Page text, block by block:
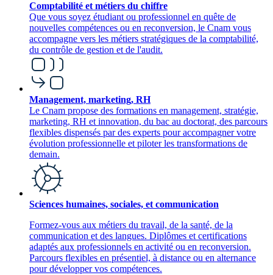
Comptabilité et métiers du chiffre
Que vous soyez étudiant ou professionnel en quête de
nouvelles compétences ou en reconversion, le Cnam vous
accompagne vers les métiers stratégiques de la comptabilité,
du contrôle de gestion et de l'audit.
Management, marketing, RH
Le Cnam propose des formations en management, stratégie,
marketing, RH et innovation, du bac au doctorat, des parcours
flexibles dispensés par des experts pour accompagner votre
évolution professionnelle et piloter les transformations de
demain.
Sciences humaines, sociales, et communication
Formez-vous aux métiers du travail, de la santé, de la
communication et des langues. Diplômes et certifications
adaptés aux professionnels en activité ou en reconversion.
Parcours flexibles en présentiel, à distance ou en alternance
pour développer vos compétences.